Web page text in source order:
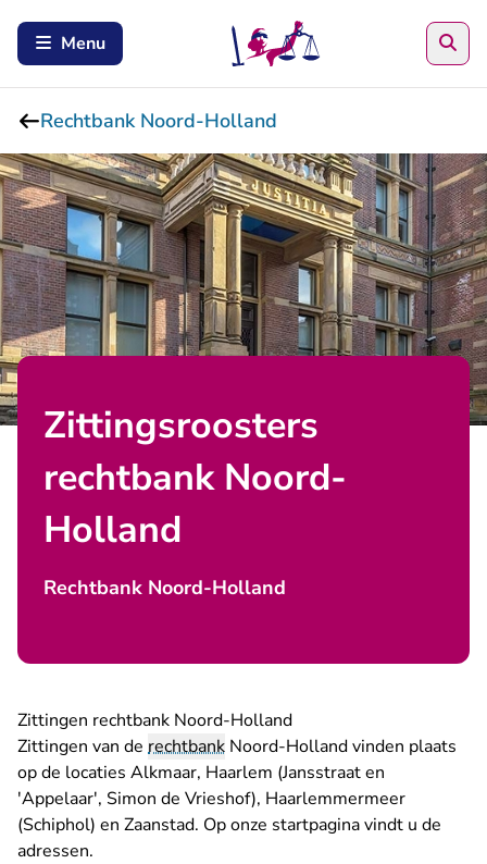
Menu
Rechtbank Noord-Holland
Zittingsroosters
rechtbank Noord-
Holland
Rechtbank Noord-Holland
Zittingen rechtbank Noord-Holland
Zittingen van de rechtbank Noord-Holland vinden plaats
op de locaties Alkmaar, Haarlem (Jansstraat en
'Appelaar', Simon de Vrieshof), Haarlemmermeer
(Schiphol) en Zaanstad. Op onze startpagina vindt u de
adressen.